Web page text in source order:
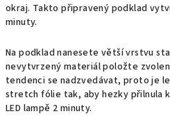
okraj. Takto připravený podklad
minuty.
Na podklad nanesete větší vrstvu
nevytvrzený materiál položte
tendenci se nadzvedávat, proto je
stretch fólie tak, aby hezky přilnula
LED lampě 2 minuty.